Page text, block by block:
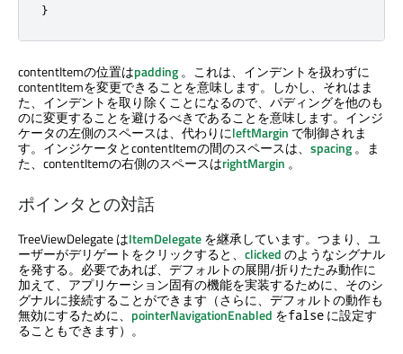
}
contentItemの位置はpadding。これは、インデントを扱わずに
contentItemを変更できることを意味します。しかし、それはま
た、インデントを取り除くことになるので、パディングを他のも
のに変更することを避けるべきであることを意味します。インジ
ケータの左側のスペースは、代わりにleftMargin で制御されま
す。インジケータとcontentItemの間のスペースは、 spacing。ま
た、contentItemの右側のスペースはrightMargin 。
ポインタとの対話
TreeViewDelegate はItemDelegateを継承しています。つまり、ユ
ーザーがデリゲートをクリックすると、 clickedのようなシグナル
を発する。必要であれば、デフォルトの展開/折りたたみ動作に
加えて、アプリケーション固有の機能を実装するために、そのシ
グナルに接続することができます（さらに、デフォルトの動作も
無効にするために、 pointerNavigationEnabled をfalse に設定す
ることもできます）。